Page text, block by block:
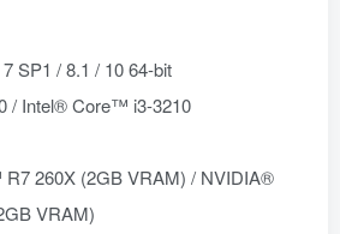
SP1 / 8.1 / 10 64-bit
/ Intel® Core™ i3-3210
260X (2GB VRAM) / NVIDIA®
VRAM)